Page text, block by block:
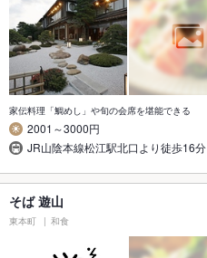
家伝料理「鯛めし」や旬の会席を堪能できる
2001～3000円
JR山陰本線松江駅北口より徒歩16分
そば 遊山
東本町 和食